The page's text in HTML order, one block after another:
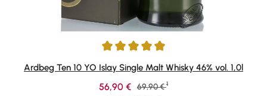
Durchschnittliche Bewertung von 4.88 von 5 Sternen
Ardbeg Ten 10 YO Islay Single Malt Whisky 46% vol. 1,0l
Verkaufspreis:
56,90 € Regulärer Preis:
69,90 € 1